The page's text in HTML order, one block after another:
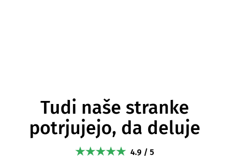
Tudi naše stranke
potrjujejo, da deluje
4.9 / 5